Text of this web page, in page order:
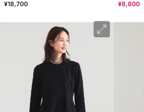
¥18,700 ¥8,800